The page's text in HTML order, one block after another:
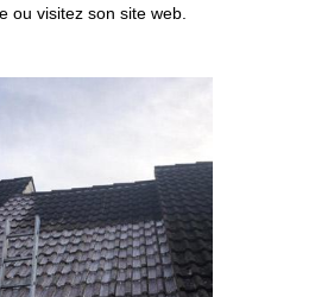
ou visitez son site web.